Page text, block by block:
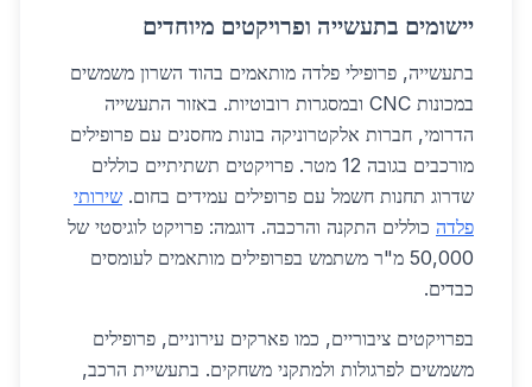
יישומים בתעשייה ופרויקטים מיוחדים
בתעשייה, פרופילי פלדה מותאמים בהוד השרון משמשים
במכונות CNC ובמסגרות רובוטיות. באזור התעשייה
הדרומי, חברות אלקטרוניקה בונות מחסנים עם פרופילים
מורכבים בגובה 12 מטר. פרויקטים תשתיתיים כוללים
שדרוג תחנות חשמל עם פרופילים עמידים בחום. שירותי
פלדה כוללים התקנה והרכבה. דוגמה: פרויקט לוגיסטי של
50,000 מ"ר משתמש בפרופילים מותאמים לעומסים
כבדים.
בפרויקטים ציבוריים, כמו פארקים עירוניים, פרופילים
משמשים לפרגולות ולמתקני משחקים. בתעשיית הרכב,